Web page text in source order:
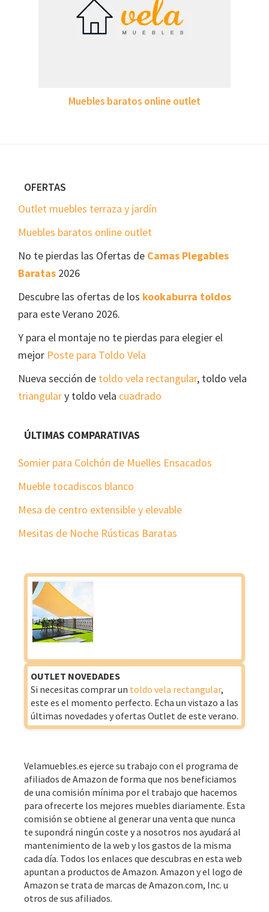
Muebles baratos online outlet
FooterOFERTAS
Outlet muebles terraza y jardín
Muebles baratos online outlet
No te pierdas las Ofertas de Camas Plegables
Baratas 2026
Descubre las ofertas de los kookaburra toldos
para este Verano 2026.
Y para el montaje no te pierdas para elegier el
mejor Poste para Toldo Vela
Nueva sección de toldo vela rectangular, toldo vela
triangulary toldo vela cuadrado
ÚLTIMAS COMPARATIVAS
Somier para Colchón de Muelles Ensacados
Mueble tocadiscos blanco
Mesa de centro extensible y elevable
Mesitas de Noche Rústicas Baratas
OUTLET NOVEDADES
Si necesitas comprar un toldo vela rectangular,
este es el momento perfecto. Echa un vistazo a las
últimas novedades y ofertas Outlet de este verano.
Velamuebles.es ejerce su trabajo con el programa de
afiliados de Amazon de forma que nos beneficiamos
de una comisión mínima por el trabajo que hacemos
para ofrecerte los mejores muebles diariamente. Esta
comisión se obtiene al generar una venta que nunca
te supondrá ningún coste y a nosotros nos ayudará al
mantenimiento de la web y los gastos de la misma
cada día. Todos los enlaces que descubras en esta web
apuntan a productos de Amazon. Amazon y el logo de
Amazon se trata de marcas de Amazon.com, Inc. u
otros de sus afiliados.